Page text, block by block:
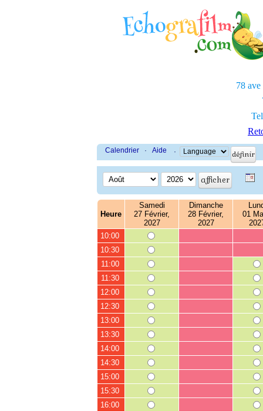
78 ave
Calendrier · Aide ·
Heure
Samedi
27 Février,
2027
Dimanche
28 Février,
2027
01
10:00
10:30
11:00
11:30
12:00
12:30
13:00
13:30
14:00
14:30
15:00
15:30
16:00